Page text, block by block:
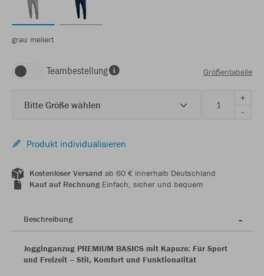
grau meliert
Teambestellung Größentabelle
Bitte Größe wählen
+
-
Produkt individualisieren
Kostenloser Versand ab 60 € innerhalb Deutschland
Kauf auf RechnungEinfach, sicher und bequem
Beschreibung
Jogginganzug PREMIUM BASICS mit Kapuze: Für Sport
und Freizeit – Stil, Komfort und Funktionalität